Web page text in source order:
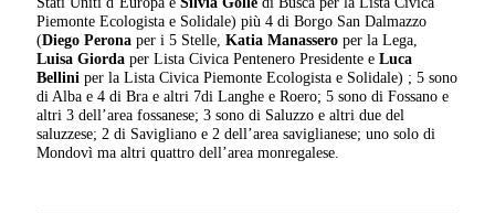
Piemonte Ecologista e Solidale) più 4 di Borgo San Dalmazzo
(Diego Peronaper i 5 Stelle,Katia Manassero per la Lega,
Luisa Giorda per Lista Civica Pentenero Presidente eLuca
Bellini per la Lista Civica Piemonte Ecologista e Solidale) ; 5 sono
di Alba e 4 di Bra e altri 7di Langhe e Roero; 5 sono di Fossano e
altri 3 dell’area fossanese; 3 sono di Saluzzo e altri due del
saluzzese; 2 di Savigliano e 2 dell’area saviglianese; uno solo di
Mondovì ma altri quattro dell’area monregalese.